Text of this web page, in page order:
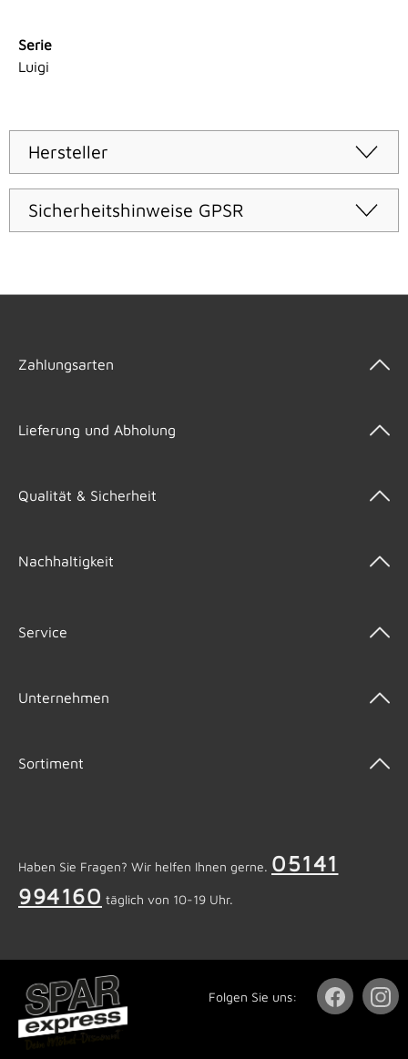
Serie
Luigi
Hersteller
Sicherheitshinweise GPSR
Zahlungsarten
Lieferung und Abholung
Qualität & Sicherheit
Nachhaltigkeit
Service
Unternehmen
Sortiment
Haben Sie Fragen? Wir helfen Ihnen gerne. 05141
994160 täglich von 10-19 Uhr.
Folgen Sie uns: